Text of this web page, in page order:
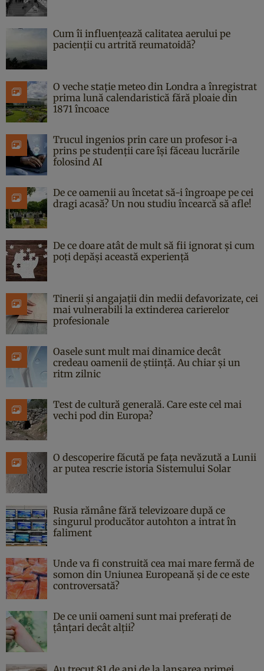
Cum îi influențează calitatea aerului pe
pacienții cu artrită reumatoidă?
O veche stație meteo din Londra a înregistrat
prima lună calendaristică fără ploaie din
1871 încoace
Trucul ingenios prin care un profesor i-a
prins pe studenții care își făceau lucrările
folosind AI
De ce oamenii au încetat să-i îngroape pe cei
dragi acasă? Un nou studiu încearcă să afle!
De ce doare atât de mult să fii ignorat și cum
poți depăși această experiență
Tinerii și angajații din medii defavorizate, cei
mai vulnerabili la extinderea carierelor
profesionale
Oasele sunt mult mai dinamice decât
credeau oamenii de știință. Au chiar și un
ritm zilnic
Test de cultură generală. Care este cel mai
vechi pod din Europa?
O descoperire făcută pe fața nevăzută a Lunii
ar putea rescrie istoria Sistemului Solar
Rusia rămâne fără televizoare după ce
singurul producător autohton a intrat în
faliment
Unde va fi construită cea mai mare fermă de
somon din Uniunea Europeană și de ce este
controversată?
De ce unii oameni sunt mai preferați de
țânțari decât alții?